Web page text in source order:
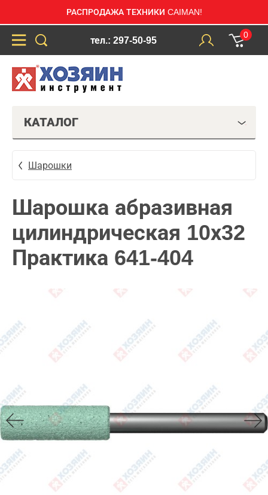
РАСПРОДАЖА ТЕХНИКИ CAIMAN!
тел.: 297-50-95
0
КАТАЛОГ
Шарошки
Шарошка абразивная
цилиндрическая 10х32
Практика 641-404